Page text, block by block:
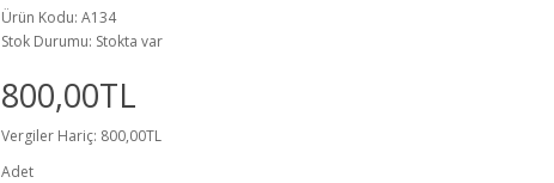
Ürün Kodu: A134
Stok Durumu: Stokta var
800,00TL
Vergiler Hariç: 800,00TL
Adet